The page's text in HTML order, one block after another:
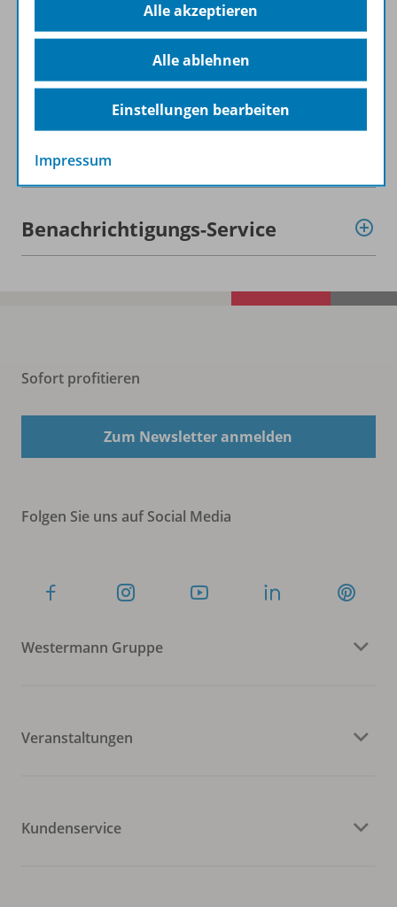
Beschreibung
Lizenzbedingungen
Zugehörige Produkte
Benachrichtigungs-Service
Sofort profitieren
Zum Newsletter anmelden
Folgen Sie uns auf Social Media
Westermann Gruppe
Veranstaltungen
Kundenservice
Alle akzeptieren
Alle ablehnen
Einstellungen bearbeiten
Impressum